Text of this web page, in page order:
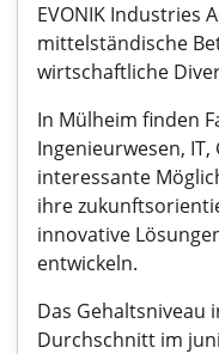
EVONIK Industries
mittelständische
wirtschaftliche
In Mülheim finden
Ingenieurwesen,
interessante
ihre
innovative
entwickeln.
Das Gehaltsniveau
Durchschnitt im